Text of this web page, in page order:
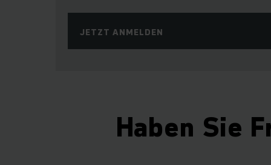
JETZT ANMELDEN
Haben Sie